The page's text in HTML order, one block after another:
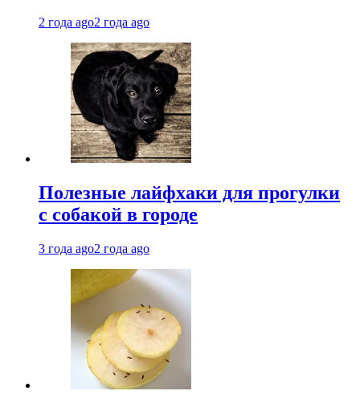
2 года ago2 года ago
Полезные лайфхаки для прогулки
с собакой в городе
3 года ago2 года ago